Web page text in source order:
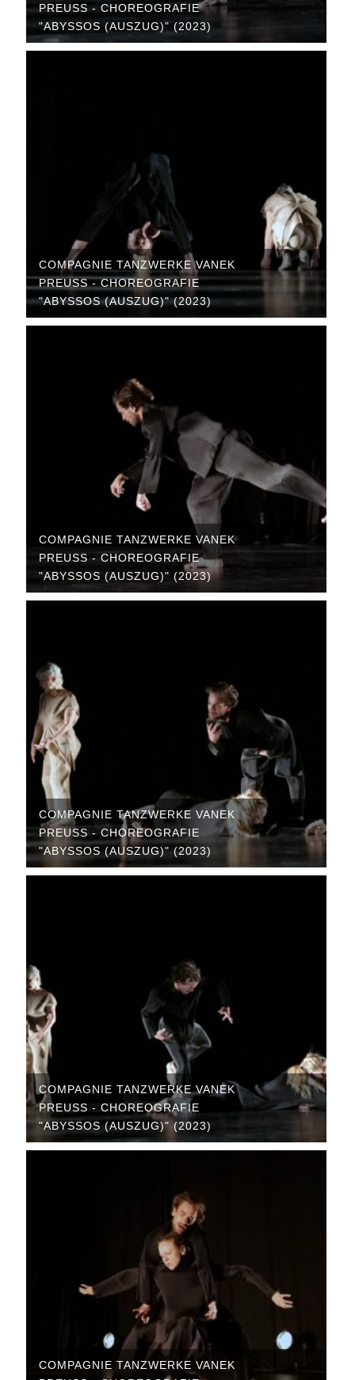
PREUSS - CHOREOGRAFIE "
ABYSSOS (AUSZUG)" (2023)
COMPAGNIE TANZWERKE VANEK
PREUSS - CHOREOGRAFIE "
ABYSSOS (AUSZUG)" (2023)
COMPAGNIE TANZWERKE VANEK
PREUSS - CHOREOGRAFIE "
ABYSSOS (AUSZUG)" (2023)
COMPAGNIE TANZWERKE VANEK
PREUSS - CHOREOGRAFIE "
ABYSSOS (AUSZUG)" (2023)
COMPAGNIE TANZWERKE VANEK
PREUSS - CHOREOGRAFIE "
ABYSSOS (AUSZUG)" (2023)
COMPAGNIE TANZWERKE VANEK